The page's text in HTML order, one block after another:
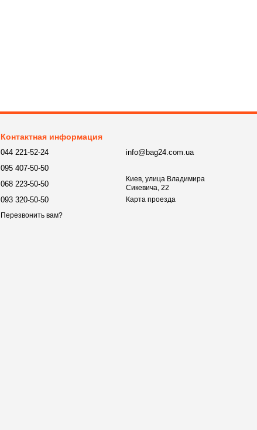
Контактная информация
044 221-52-24
095 407-50-50
068 223-50-50
093 320-50-50
Перезвонить вам?
info@bag24.com.ua
Киев, улица Владимира
Сикевича, 22
Карта проезда